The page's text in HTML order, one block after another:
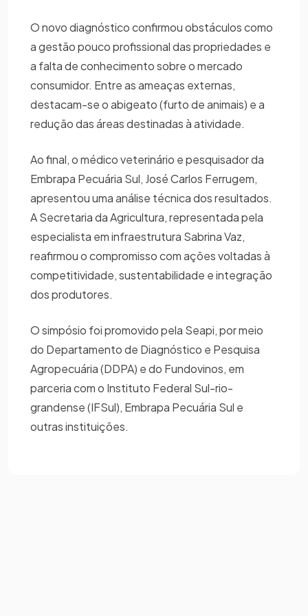
O novo diagnóstico confirmou obstáculos como
a gestão pouco profissional das propriedades e
a falta de conhecimento sobre o mercado
consumidor. Entre as ameaças externas,
destacam-se o abigeato (furto de animais) e a
redução das áreas destinadas à atividade.
Ao final, o médico veterinário e pesquisador da
Embrapa Pecuária Sul, José Carlos Ferrugem,
apresentou uma análise técnica dos resultados.
A Secretaria da Agricultura, representada pela
especialista em infraestrutura Sabrina Vaz,
reafirmou o compromisso com ações voltadas à
competitividade, sustentabilidade e integração
dos produtores.
O simpósio foi promovido pela Seapi, por meio
do Departamento de Diagnóstico e Pesquisa
Agropecuária (DDPA) e do Fundovinos, em
parceria com o Instituto Federal Sul-rio-
grandense (IFSul), Embrapa Pecuária Sul e
outras instituições.